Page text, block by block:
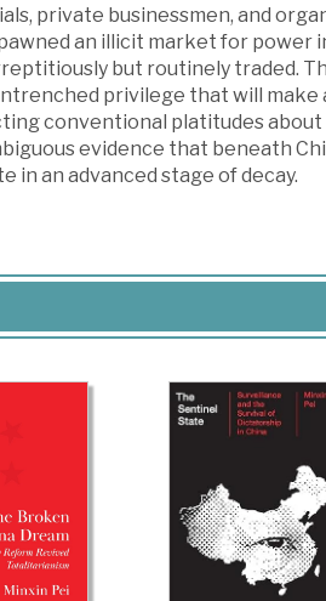
private businessmen, and
an illicit market for power
but routinely traded.
privilege that will
conventional platitudes
evidence that beneath
in an advanced stage of decay.